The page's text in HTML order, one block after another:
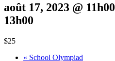
août 17, 2023 @ 11h00
13h00
$25
« School Olympiad